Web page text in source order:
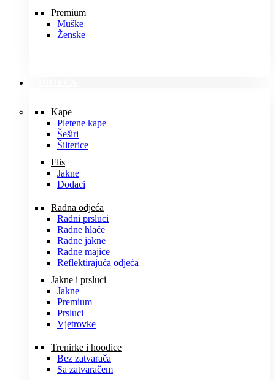
Premium
Muške
Ženske
Kape
Pletene kape
Šeširi
Šilterice
Flis
Jakne
Dodaci
Radna odjeća
Radni prsluci
Radne hlače
Radne jakne
Radne majice
Reflektirajuća odjeća
Jakne i prsluci
Jakne
Premium
Prsluci
Vjetrovke
Trenirke i hoodice
Bez zatvarača
Sa zatvaračem